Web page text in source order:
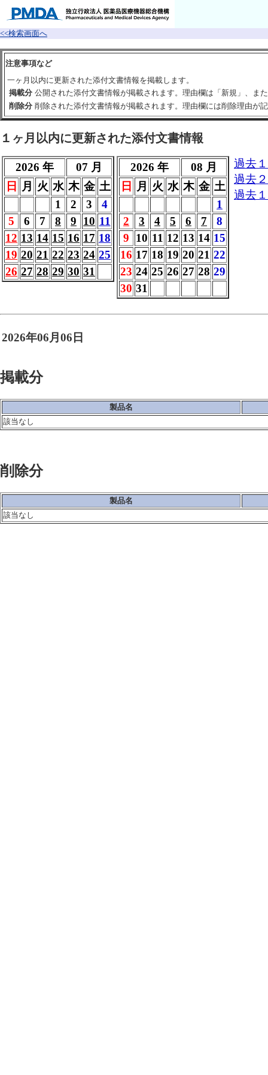
<<検索画面へ
注意事項など
一ヶ月以内に更新された添付文書情報を掲載します。
掲載分 公開された添付文書情報が掲載されます。理由欄は「新規」、ま
削除分 削除された添付文書情報が掲載されます。理由欄には削除理由が
１ヶ月以内に更新された添付文書情報
2026 年
07 月
日
月 火 水 木 金 土
1
2 3
4
5
6 7 8 9 10 11
12 13 14 15 16 17 18
19 20 21 22 23 24 25
26 27 28 29 30 31
2026 年
08 月
日
月 火 水 木 金 土
1
2
3 4 5 6 7
8
9
10 11 12 13 14 15
16 17 18 19 20 21 22
23 24 25 26 27 28 29
30 31
過去
過去
過去
2026年06月06日
掲載分
製品名
該当なし
削除分
製品名
該当なし